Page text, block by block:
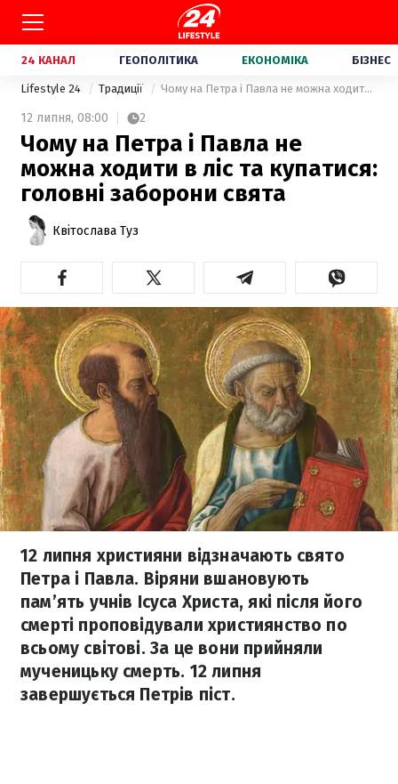
24 КАНАЛ ГЕОПОЛІТИКА ЕКОНОМІКА БІЗНЕС
Lifestyle 24 Традиції Чому на Петра і Павла не можна ходити в ліс та купатися: головні заборони свята
12 липня, 08:00 2
Чому на Петра і Павла не
можна ходити в ліс та купатися:
головні заборони свята
Квітослава Туз
12 липня християни відзначають свято
Петра і Павла. Віряни вшановують
пам’ять учнів Ісуса Христа, які після його
смерті проповідували християнство по
всьому світові. За це вони прийняли
мученицьку смерть. 12 липня
завершується Петрів піст.